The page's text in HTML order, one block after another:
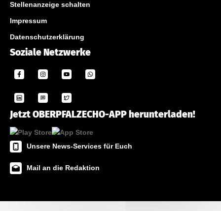
Stellenanzeige schalten
Impressum
Datenschutzerklärung
Soziale Netzwerke
Jetzt OBERPFALZECHO-APP herunterladen!
Unsere News-Services für Euch
Mail an die Redaktion